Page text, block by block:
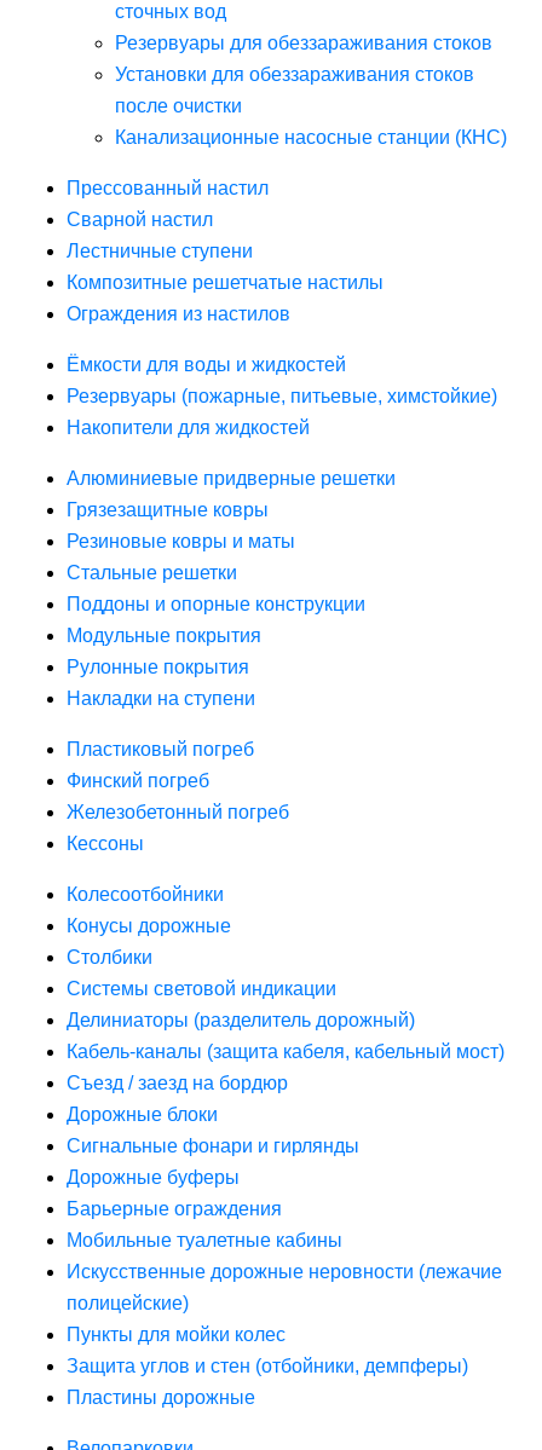
сточных вод
Резервуары для обеззараживания стоков
Установки для обеззараживания стоков
после очистки
Канализационные насосные станции (КНС)
Прессованный настил
Сварной настил
Лестничные ступени
Композитные решетчатые настилы
Ограждения из настилов
Ёмкости для воды и жидкостей
Резервуары (пожарные, питьевые, химстойкие)
Накопители для жидкостей
Алюминиевые придверные решетки
Грязезащитные ковры
Резиновые ковры и маты
Стальные решетки
Поддоны и опорные конструкции
Модульные покрытия
Рулонные покрытия
Накладки на ступени
Пластиковый погреб
Финский погреб
Железобетонный погреб
Кессоны
Колесоотбойники
Конусы дорожные
Столбики
Системы световой индикации
Делиниаторы (разделитель дорожный)
Кабель-каналы (защита кабеля, кабельный мост)
Съезд / заезд на бордюр
Дорожные блоки
Сигнальные фонари и гирлянды
Дорожные буферы
Барьерные ограждения
Мобильные туалетные кабины
Искусственные дорожные неровности (лежачие
полицейские)
Пункты для мойки колес
Защита углов и стен (отбойники, демпферы)
Пластины дорожные